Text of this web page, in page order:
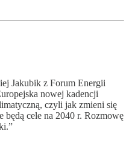
Jakubik z Forum Energii
nowej kadencji
czyli jak zmieni się
cele na 2040 r. Rozmowę